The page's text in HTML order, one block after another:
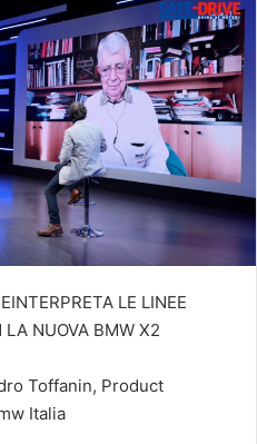
LE LINEE
LA NUOVA BMW X2
Toffanin, Product
Italia